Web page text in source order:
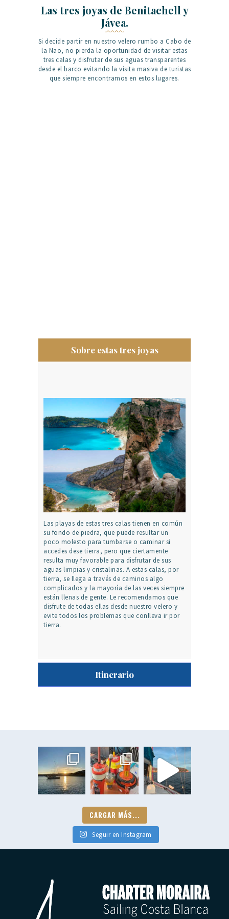
Las tres joyas de Benitachell y
Jávea.
Si decide partir en nuestro velero rumbo a Cabo de
la Nao, no pierda la oportunidad de visitar estas
tres calas y disfrutar de sus aguas transparentes
desde el barco evitando la visita masiva de turistas
que siempre encontramos en estos lugares.
Sobre estas tres joyas
Las playas de estas tres calas tienen en común
su fondo de piedra, que puede resultar un
poco molesto para tumbarse o caminar si
accedes dese tierra, pero que ciertamente
resulta muy favorable para disfrutar de sus
aguas limpias y cristalinas. A estas calas, por
tierra, se llega a través de caminos algo
complicados y la mayoría de las veces siempre
están llenas de gente. Le recomendamos que
disfrute de todas ellas desde nuestro velero y
evite todos los problemas que conlleva ir por
tierra.
Itinerario
CARGAR MÁS...
Seguir en Instagram